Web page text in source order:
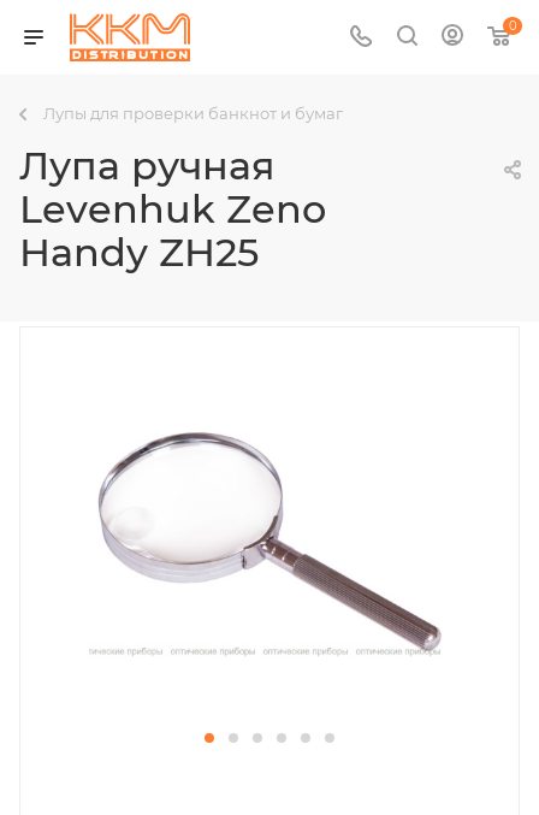
0
Лупы для проверки банкнот и бумаг
Лупа ручная
Levenhuk Zeno
Handy ZH25